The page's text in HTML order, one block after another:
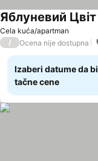
Cela kuća/apartman
Яблуневий Цвіт
/ Ocena nije dostupna
Izaberi datume da
tačne cene